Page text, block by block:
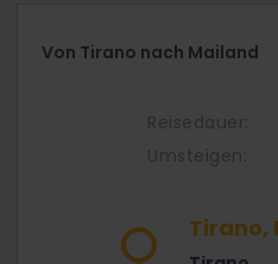
Von Tirano nach Mailand
Reisedauer:
Umsteigen:
Tirano,